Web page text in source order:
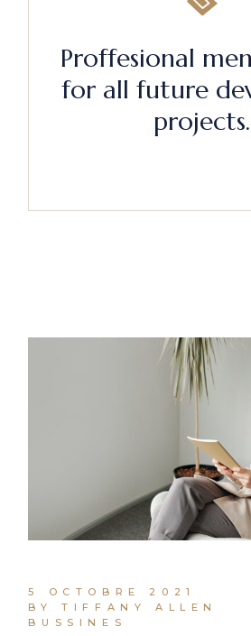
Proffesional
for all future
projects.
5 OCTOBRE 2021
BY TIFFANY ALLEN
BUSSINES